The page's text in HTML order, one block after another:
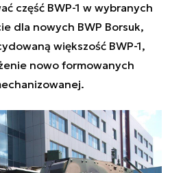
część BWP-1 w wybranych
dla nowych BWP Borsuk,
większość BWP-1,
nowo formowanych